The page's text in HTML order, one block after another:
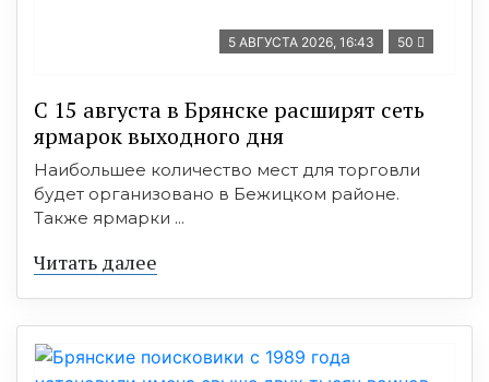
5 АВГУСТА 2026, 16:43 50
С 15 августа в Брянске расширят сеть
ярмарок выходного дня
Наибольшее количество мест для торговли
будет организовано в Бежицком районе.
Также ярмарки ...
Читать далее